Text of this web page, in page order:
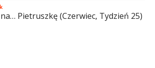
Pietruszkę (Czerwiec, Tydzień 25)